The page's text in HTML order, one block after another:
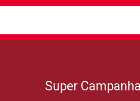
Super